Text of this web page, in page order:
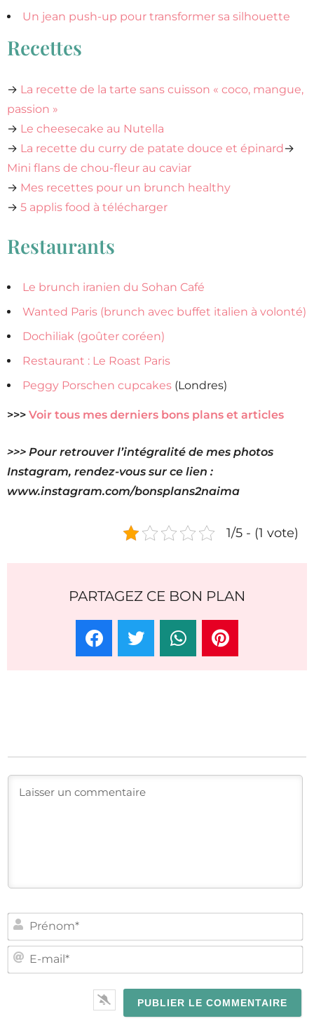
Un jean push-up pour transformer sa silhouette
Recettes
→ La recette de la tarte sans cuisson « coco, mangue,
passion »
→ Le cheesecake au Nutella
→ La recette du curry de patate douce et épinard→
Mini flans de chou-fleur au caviar
→ Mes recettes pour un brunch healthy
→ 5 applis food à télécharger
Restaurants
Le brunch iranien du Sohan Café
Wanted Paris (brunch avec buffet italien à volonté)
Dochiliak (goûter coréen)
Restaurant : Le Roast Paris
Peggy Porschen cupcakes (Londres)
>>> Voir tous mes derniers bons plans et articles
>>> Pour retrouver l’intégralité de mes photos
Instagram, rendez-vous sur ce lien :
www.instagram.com/bonsplans2naima
1/5 - (1 vote)
PARTAGEZ CE BON PLAN
E-